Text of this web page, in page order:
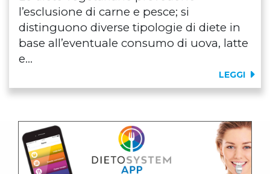
l’esclusione di carne e pesce; si
distinguono diverse tipologie di diete in
base all’eventuale consumo di uova, latte
e...
LEGGI